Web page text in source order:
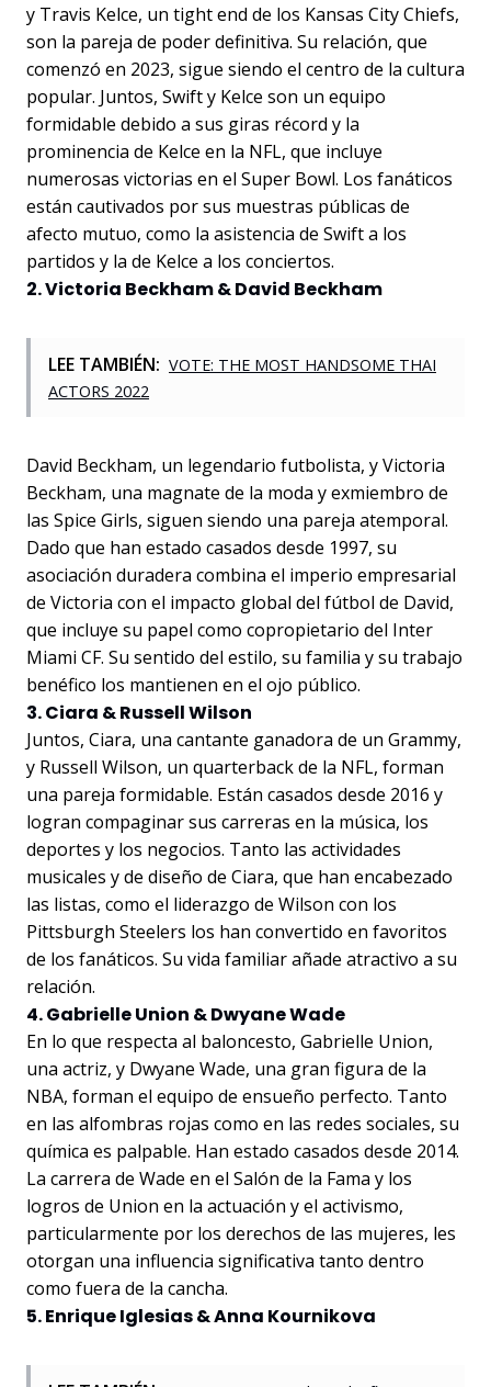
y Travis Kelce, un tight end de los Kansas City Chiefs,
son la pareja de poder definitiva. Su relación, que
comenzó en 2023, sigue siendo el centro de la cultura
popular. Juntos, Swift y Kelce son un equipo
formidable debido a sus giras récord y la
prominencia de Kelce en la NFL, que incluye
numerosas victorias en el Super Bowl. Los fanáticos
están cautivados por sus muestras públicas de
afecto mutuo, como la asistencia de Swift a los
partidos y la de Kelce a los conciertos.
2. Victoria Beckham & David Beckham
LEE TAMBIÉN: VOTE: THE MOST HANDSOME THAI
ACTORS 2022
David Beckham, un legendario futbolista, y Victoria
Beckham, una magnate de la moda y exmiembro de
las Spice Girls, siguen siendo una pareja atemporal.
Dado que han estado casados desde 1997, su
asociación duradera combina el imperio empresarial
de Victoria con el impacto global del fútbol de David,
que incluye su papel como copropietario del Inter
Miami CF. Su sentido del estilo, su familia y su trabajo
benéfico los mantienen en el ojo público.
3. Ciara & Russell Wilson
Juntos, Ciara, una cantante ganadora de un Grammy,
y Russell Wilson, un quarterback de la NFL, forman
una pareja formidable. Están casados desde 2016 y
logran compaginar sus carreras en la música, los
deportes y los negocios. Tanto las actividades
musicales y de diseño de Ciara, que han encabezado
las listas, como el liderazgo de Wilson con los
Pittsburgh Steelers los han convertido en favoritos
de los fanáticos. Su vida familiar añade atractivo a su
relación.
4. Gabrielle Union & Dwyane Wade
En lo que respecta al baloncesto, Gabrielle Union,
una actriz, y Dwyane Wade, una gran figura de la
NBA, forman el equipo de ensueño perfecto. Tanto
en las alfombras rojas como en las redes sociales, su
química es palpable. Han estado casados desde 2014.
La carrera de Wade en el Salón de la Fama y los
logros de Union en la actuación y el activismo,
particularmente por los derechos de las mujeres, les
otorgan una influencia significativa tanto dentro
como fuera de la cancha.
5. Enrique Iglesias & Anna Kournikova